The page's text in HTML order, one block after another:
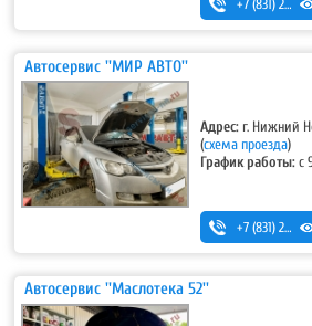
+7 (831) 262-12-62
Автосервис ''МИР АВТО''
Адрес: г. Нижний
(схема проезда)
График работы:с
+7 (831) 283-03-95
Автосервис ''Маслотека 52''